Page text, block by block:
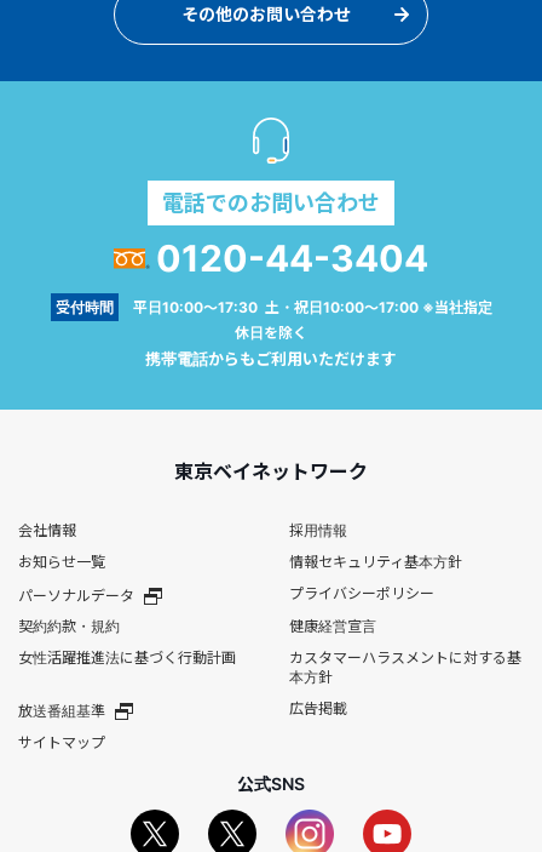
その他のお問い合わせ
電話でのお問い合わせ
0120-44-3404
受付時間
平日10:00～17:30 土・祝日10:00～17:00 ※当社指定
休日を除く
携帯電話からもご利用いただけます
東京ベイネットワーク
会社情報
採用情報
お知らせ一覧
情報セキュリティ基本方針
パーソナルデータ
プライバシーポリシー
契約約款・規約
健康経営宣言
女性活躍推進法に基づく行動計画
カスタマーハラスメントに対する基
本方針
放送番組基準
広告掲載
サイトマップ
公式SNS